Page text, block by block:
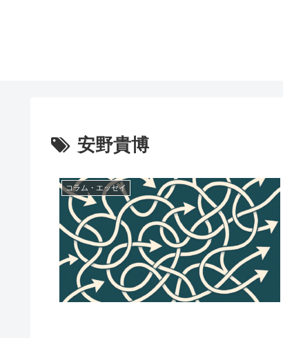
安野貴博
コラム・エッセイ